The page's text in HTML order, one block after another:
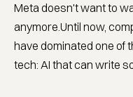
Meta doesn't want to
anymore.Until now,
have dominated one of
tech: AI that can write